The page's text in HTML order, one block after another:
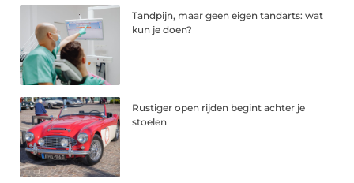
Tandpijn, maar geen eigen tandarts: wat
kun je doen?
Rustiger open rijden begint achter je
stoelen